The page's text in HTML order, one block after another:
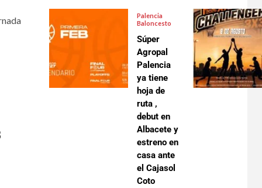
Palencia
Baloncesto
Súper
Agropal
Palencia
ya tiene
hoja de
ruta ,
debut en
Albacete y
estreno en
casa ante
el Cajasol
Coto